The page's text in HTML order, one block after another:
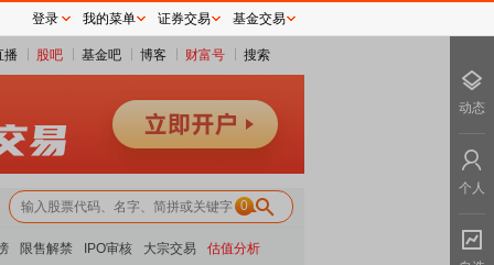
播 股吧 基金吧 博客 财富号 搜索
0
限售解禁 IPO审核 大宗交易 估值分析
登录 我的菜单 证券交易 基金交易
动态
个人